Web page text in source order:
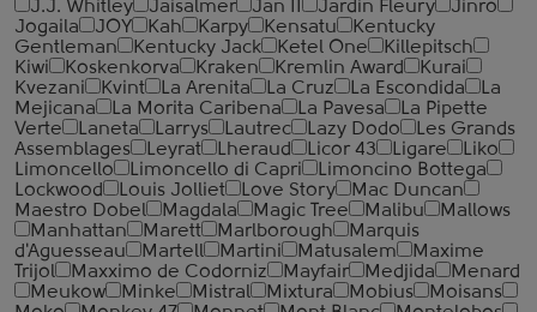
J.J. Whitley
Jaisalmer Jan II Jardin Fleury
Jinro
Jogaila
JOY Kah Karpy Kensatu
Kentucky
Gentleman
Kentucky Jack Ketel One
Killepitsch
Kiwi
Koskenkorva Kraken Kremlin Award
Kurai
Kvezani
Kvint La Arenita La Cruz La Escondida
La
Mejicana
La Morita Caribena La Pavesa
La Pipette
Verte
Laneta Larrys Lautrec Lazy Dodo
Les Grands
Assemblages
Leyrat Lheraud Licor 43 Ligare
Liko
Limoncello
Limoncello di Capri
Limoncino Bottega
Lockwood
Louis Jolliet Love Story
Mac Duncan
Maestro Dobel
Magdala Magic Tree Malibu
Mallows
Manhattan
Marett Marlborough
Marquis
d'Aguesseau
Martell Martini Matusalem
Maxime
Trijol
Maxximo de Codorniz Mayfair Medjida
Menard
Meukow
Minke Mistral Mixtura Mobius
Moisans